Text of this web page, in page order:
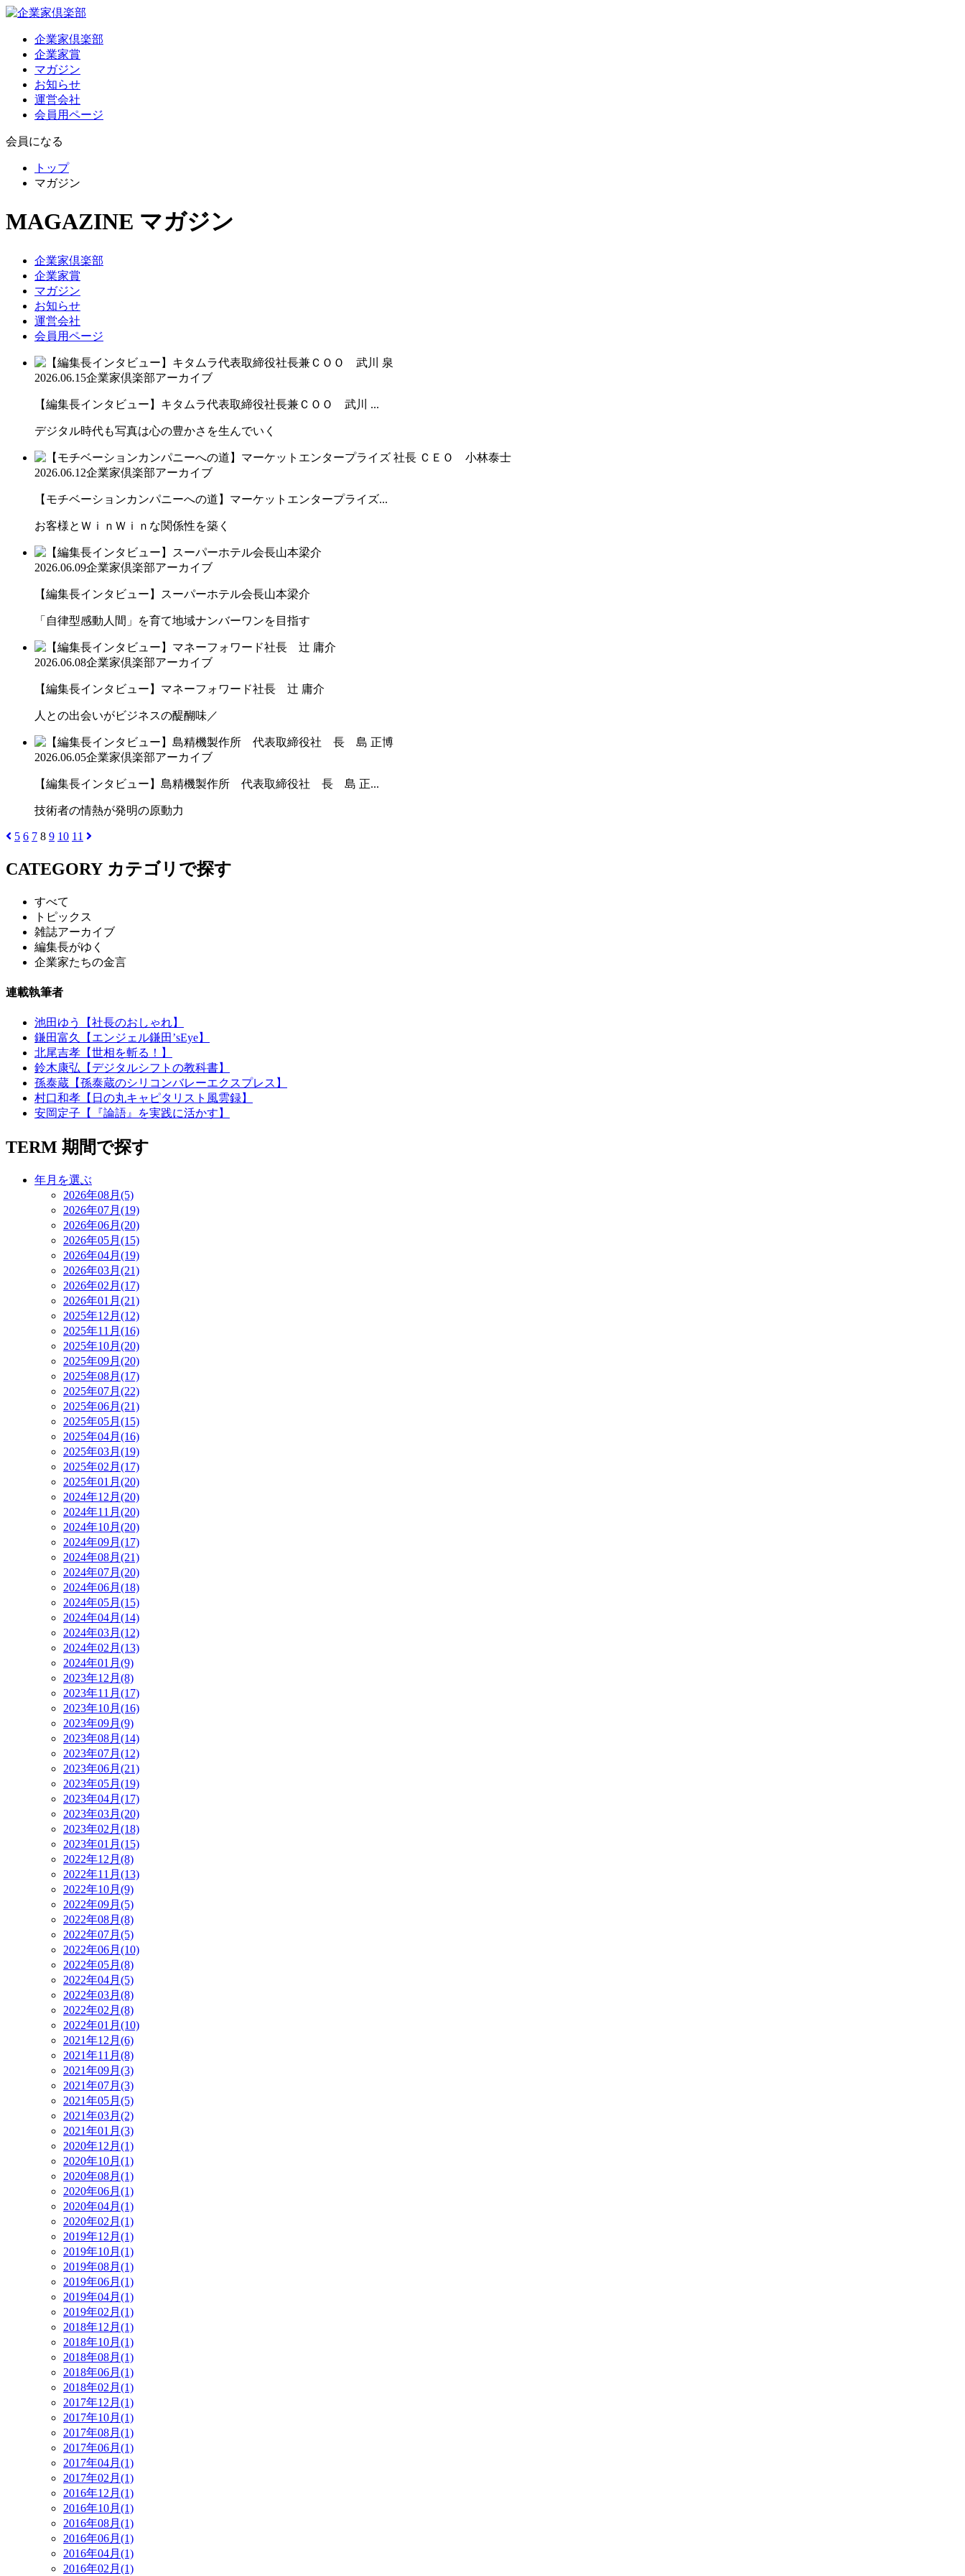
企業家倶楽部
企業家賞
マガジン
お知らせ
運営会社
会員用ページ
会員になる
トップ
マガジン
MAGAZINE マガジン
企業家倶楽部
企業家賞
マガジン
お知らせ
運営会社
会員用ページ
2026.06.15企業家倶楽部アーカイブ
【編集長インタビュー】キタムラ代表取締役社長兼ＣＯＯ 武川 ...
デジタル時代も写真は心の豊かさを生んでいく
2026.06.12企業家倶楽部アーカイブ
【モチベーションカンパニーへの道】マーケットエンタープライズ...
お客様とＷｉｎＷｉｎな関係性を築く
2026.06.09企業家倶楽部アーカイブ
【編集長インタビュー】スーパーホテル会長山本梁介
「自律型感動人間」を育て地域ナンバーワンを目指す
2026.06.08企業家倶楽部アーカイブ
【編集長インタビュー】マネーフォワード社長 辻 庸介
人との出会いがビジネスの醍醐味／
2026.06.05企業家倶楽部アーカイブ
【編集長インタビュー】島精機製作所 代表取締役社 長 島 正...
技術者の情熱が発明の原動力
5 6 7 8 9 10 11
CATEGORY カテゴリで探す
すべて
トピックス
雑誌アーカイブ
編集長がゆく
企業家たちの金言
連載執筆者
池田ゆう【社長のおしゃれ】
鎌田富久【エンジェル鎌田’sEye】
北尾吉孝【世相を斬る！】
鈴木康弘【デジタルシフトの教科書】
孫泰蔵【孫泰蔵のシリコンバレーエクスプレス】
村口和孝【日の丸キャピタリスト風雲録】
安岡定子【『論語』を実践に活かす】
TERM 期間で探す
年月を選ぶ
2026年08月(5)
2026年07月(19)
2026年06月(20)
2026年05月(15)
2026年04月(19)
2026年03月(21)
2026年02月(17)
2026年01月(21)
2025年12月(12)
2025年11月(16)
2025年10月(20)
2025年09月(20)
2025年08月(17)
2025年07月(22)
2025年06月(21)
2025年05月(15)
2025年04月(16)
2025年03月(19)
2025年02月(17)
2025年01月(20)
2024年12月(20)
2024年11月(20)
2024年10月(20)
2024年09月(17)
2024年08月(21)
2024年07月(20)
2024年06月(18)
2024年05月(15)
2024年04月(14)
2024年03月(12)
2024年02月(13)
2024年01月(9)
2023年12月(8)
2023年11月(17)
2023年10月(16)
2023年09月(9)
2023年08月(14)
2023年07月(12)
2023年06月(21)
2023年05月(19)
2023年04月(17)
2023年03月(20)
2023年02月(18)
2023年01月(15)
2022年12月(8)
2022年11月(13)
2022年10月(9)
2022年09月(5)
2022年08月(8)
2022年07月(5)
2022年06月(10)
2022年05月(8)
2022年04月(5)
2022年03月(8)
2022年02月(8)
2022年01月(10)
2021年12月(6)
2021年11月(8)
2021年09月(3)
2021年07月(3)
2021年05月(5)
2021年03月(2)
2021年01月(3)
2020年12月(1)
2020年10月(1)
2020年08月(1)
2020年06月(1)
2020年04月(1)
2020年02月(1)
2019年12月(1)
2019年10月(1)
2019年08月(1)
2019年06月(1)
2019年04月(1)
2019年02月(1)
2018年12月(1)
2018年10月(1)
2018年08月(1)
2018年06月(1)
2018年02月(1)
2017年12月(1)
2017年10月(1)
2017年08月(1)
2017年06月(1)
2017年04月(1)
2017年02月(1)
2016年12月(1)
2016年10月(1)
2016年08月(1)
2016年06月(1)
2016年04月(1)
2016年02月(1)